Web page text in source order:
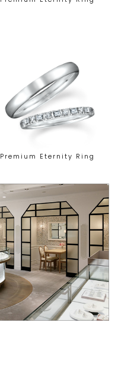
Premium Eternity Ring